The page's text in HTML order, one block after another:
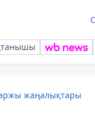
жаңалықтары